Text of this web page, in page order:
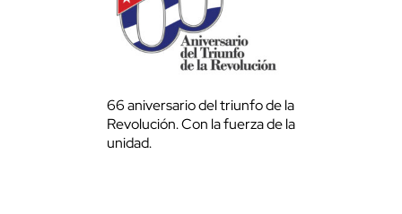
66 aniversario del triunfo de la
Revolución. Con la fuerza de la
unidad.